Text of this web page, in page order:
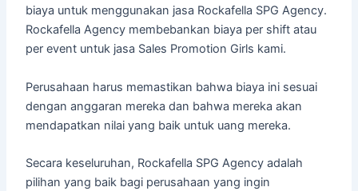
biaya untuk menggunakan jasa Rockafella SPG Agency.
Rockafella Agency membebankan biaya per shift atau
per event untuk jasa Sales Promotion Girls kami.
Perusahaan harus memastikan bahwa biaya ini sesuai
dengan anggaran mereka dan bahwa mereka akan
mendapatkan nilai yang baik untuk uang mereka.
Secara keseluruhan, Rockafella SPG Agency adalah
pilihan yang baik bagi perusahaan yang ingin